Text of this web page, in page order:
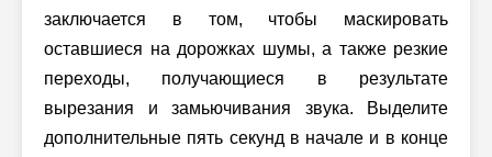
заключается в том, чтобы маскировать
оставшиеся на дорожках шумы, а также резкие
переходы, получающиеся в результате
вырезания и замьючивания звука. Выделите
дополнительные пять секунд в начале и в конце